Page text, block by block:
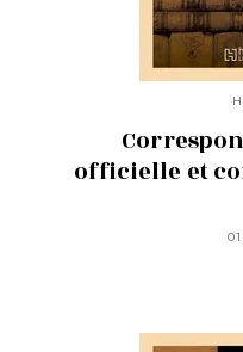
officielle et